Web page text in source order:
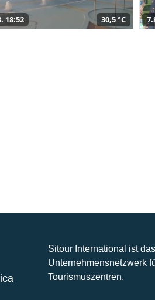
18:52 30,5 °C
Sitour International ist
Unternehmensnetzwerk
Tourismuszentren.